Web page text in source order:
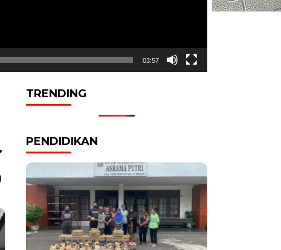
03:57
TRENDING
PENDIDIKAN